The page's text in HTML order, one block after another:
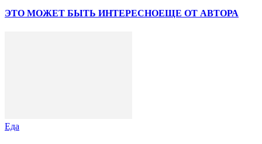
ЭТО МОЖЕТ БЫТЬ ИНТЕРЕСНОЕЩЕ ОТ АВТОРА
Еда